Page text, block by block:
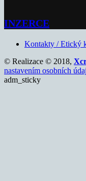
INZERCE
Kontakty / Etický
© Realizace © 2018,
nastavením osobních
adm_sticky